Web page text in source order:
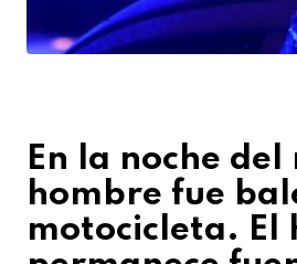
En la noche
hombre fue
motocicleta. El